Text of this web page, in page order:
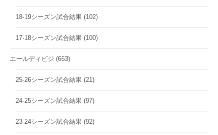
18-19シーズン試合結果 (102)
17-18シーズン試合結果 (100)
エールディビジ (663)
25-26シーズン試合結果 (21)
24-25シーズン試合結果 (97)
23-24シーズン試合結果 (92)